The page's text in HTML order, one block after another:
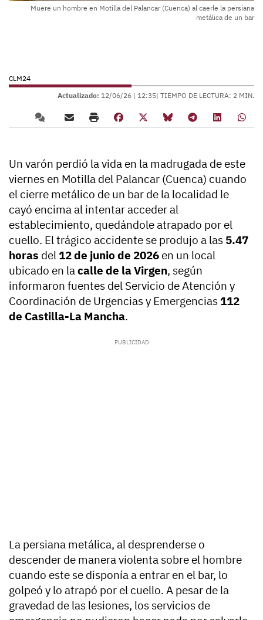
Muere un hombre en Motilla del Palancar (Cuenca) al caerle la persiana
metálica de un bar
CLM24
Actualizado: 12/06/26 | 12:35| TIEMPO DE LECTURA: 2 MIN.
Un varón perdió la vida en la madrugada de este
viernes en Motilla del Palancar (Cuenca) cuando
el cierre metálico de un bar de la localidad le
cayó encima al intentar acceder al
establecimiento, quedándole atrapado por el
cuello. El trágico accidente se produjo a las 5.47
horas del 12 de junio de 2026 en un local
ubicado en lacalle de la Virgen, según
informaron fuentes del Servicio de Atención y
Coordinación de Urgencias y Emergencias 112
de Castilla-La Mancha.
La persiana metálica, al desprenderse o
descender de manera violenta sobre el hombre
cuando este se disponía a entrar en el bar, lo
golpeó y lo atrapó por el cuello. A pesar de la
gravedad de las lesiones, los servicios de